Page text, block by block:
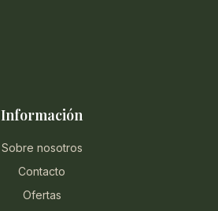
Información
Sobre nosotros
Contacto
Ofertas